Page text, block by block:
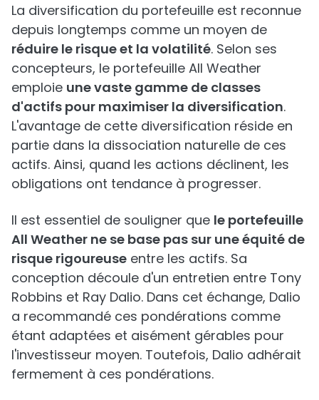
La diversification du portefeuille est reconnue
depuis longtemps comme un moyen de
réduire le risque et la volatilité. Selon ses
concepteurs, le portefeuille All Weather
emploie une vaste gamme de classes
d'actifs pour maximiser la diversification.
L'avantage de cette diversification réside en
partie dans la dissociation naturelle de ces
actifs. Ainsi, quand les actions déclinent, les
obligations ont tendance à progresser.
Il est essentiel de souligner que le portefeuille
All Weather ne se base pas sur une équité de
risque rigoureuse entre les actifs. Sa
conception découle d'un entretien entre Tony
Robbins et Ray Dalio. Dans cet échange, Dalio
a recommandé ces pondérations comme
étant adaptées et aisément gérables pour
l'investisseur moyen. Toutefois, Dalio adhérait
fermement à ces pondérations.